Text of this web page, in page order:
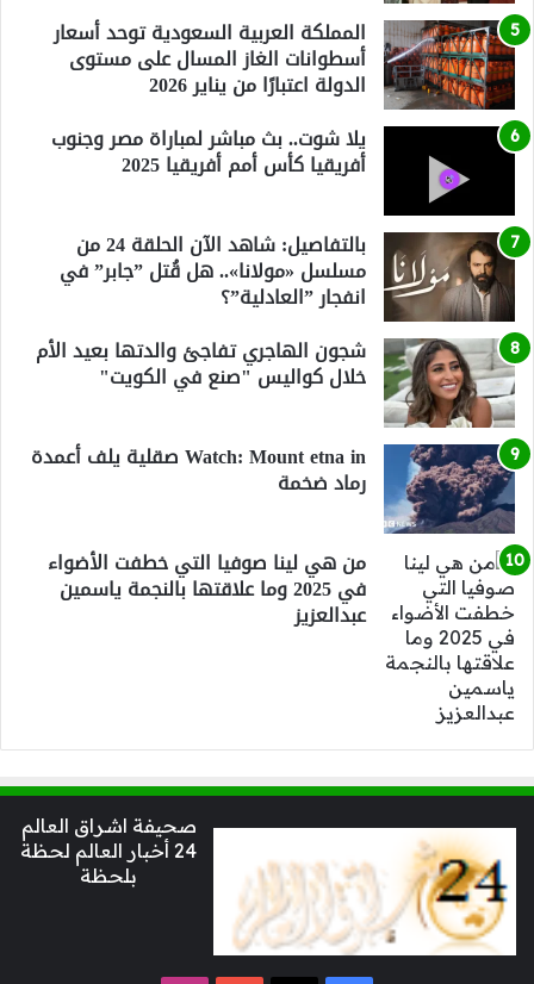
المملكة العربية السعودية توحد أسعار
أسطوانات الغاز المسال على مستوى
الدولة اعتبارًا من يناير 2026
يلا شوت.. بث مباشر لمباراة مصر وجنوب
أفريقيا كأس أمم أفريقيا 2025
بالتفاصيل: شاهد الآن الحلقة 24 من
مسلسل «مولانا».. هل قُتل ”جابر” في
انفجار ”العادلية”؟
شجون الهاجري تفاجئ والدتها بعيد الأم
خلال كواليس "صنع في الكويت"
Watch: Mount etna in صقلية يلف أعمدة
رماد ضخمة
من هي لينا صوفيا التي خطفت الأضواء
في 2025 وما علاقتها بالنجمة ياسمين
عبدالعزيز
صحيفة اشراق العالم
24 أخبار العالم لحظة
بلحظة